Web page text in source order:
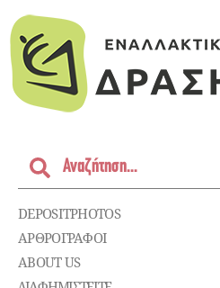
DEPOSITPHOTOS
ΑΡΘΡΟΓΡΑΦΟΙ
ABOUT US